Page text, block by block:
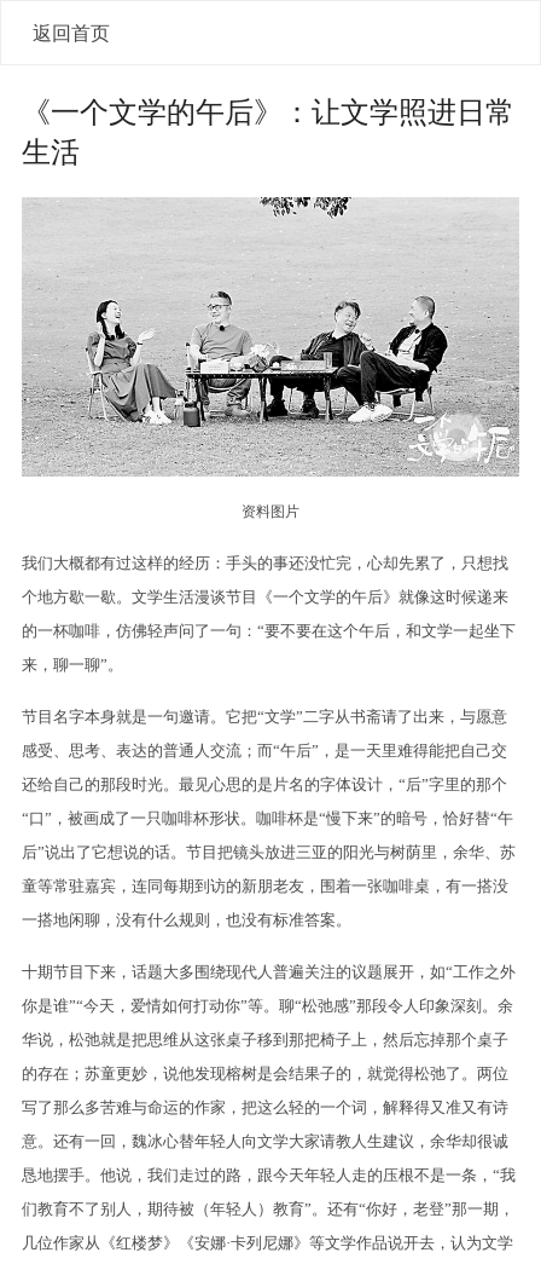
返回首页
《一个文学的午后》：让文学照进日常
生活
资料图片
我们大概都有过这样的经历：手头的事还没忙完，心却先累了，只想找
个地方歇一歇。文学生活漫谈节目《一个文学的午后》就像这时候递来
的一杯咖啡，仿佛轻声问了一句：“要不要在这个午后，和文学一起坐下
来，聊一聊”。
节目名字本身就是一句邀请。它把“文学”二字从书斋请了出来，与愿意
感受、思考、表达的普通人交流；而“午后”，是一天里难得能把自己交
还给自己的那段时光。最见心思的是片名的字体设计，“后”字里的那个
“口”，被画成了一只咖啡杯形状。咖啡杯是“慢下来”的暗号，恰好替“午
后”说出了它想说的话。节目把镜头放进三亚的阳光与树荫里，余华、苏
童等常驻嘉宾，连同每期到访的新朋老友，围着一张咖啡桌，有一搭没
一搭地闲聊，没有什么规则，也没有标准答案。
十期节目下来，话题大多围绕现代人普遍关注的议题展开，如“工作之外
你是谁”“今天，爱情如何打动你”等。聊“松弛感”那段令人印象深刻。余
华说，松弛就是把思维从这张桌子移到那把椅子上，然后忘掉那个桌子
的存在；苏童更妙，说他发现榕树是会结果子的，就觉得松弛了。两位
写了那么多苦难与命运的作家，把这么轻的一个词，解释得又准又有诗
意。还有一回，魏冰心替年轻人向文学大家请教人生建议，余华却很诚
恳地摆手。他说，我们走过的路，跟今天年轻人走的压根不是一条，“我
们教育不了别人，期待被（年轻人）教育”。还有“你好，老登”那一期，
几位作家从《红楼梦》《安娜·卡列尼娜》等文学作品说开去，认为文学